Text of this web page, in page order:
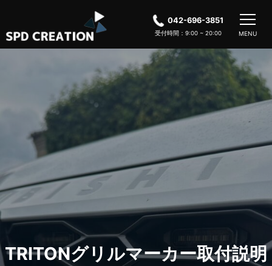
042-696-3851
受付時間：9:00 ~ 20:00
TRITONグリルマーカー取付説明